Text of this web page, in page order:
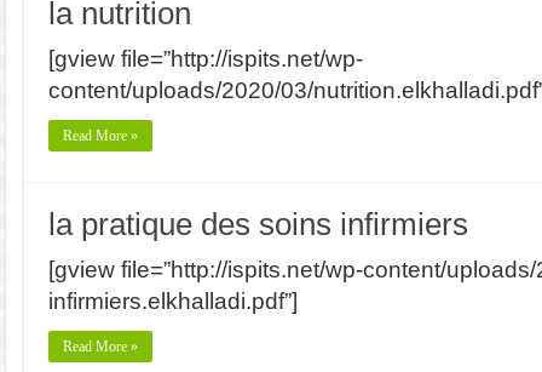
la nutrition
[gview file=”http://ispits.net/wp-
content/uploads/2020/03/
Read More »
la pratique des soins infirmiers
[gview file=”http://ispits.net/wp-content/
infirmiers.elkhalladi.pdf”]
Read More »